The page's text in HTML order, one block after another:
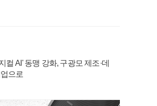
AI' 동맹 강화, 구광모 제조·데
으로